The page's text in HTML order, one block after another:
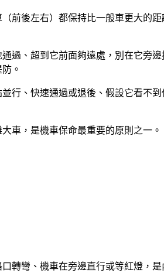
前後左右）都保持比一般車更大的
過、超到它前面夠遠處，別在它旁
。
、快速通過或退後、假設它看不
車，是機車保命最重要的原則之一。
彎、機車在旁邊直行或等紅燈，是